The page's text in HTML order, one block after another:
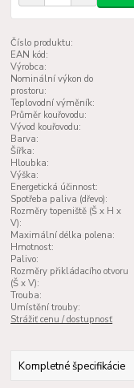
Číslo produktu:
EAN kód:
Výrobca:
Nominální výkon do
prostoru:
Teplovodní výměník:
Průměr kouřovodu:
Vývod kouřovodu:
Barva:
Šířka:
Hloubka:
Výška:
Energetická účinnost:
Spotřeba paliva (dřevo):
Rozměry topeniště (Š x H x
V):
Maximální délka polena:
Hmotnost:
Palivo:
Rozměry přikládacího otvoru
(Š x V):
Trouba:
Umístění trouby:
Strážiť cenu / dostupnosť
Kompletné špecifikácie